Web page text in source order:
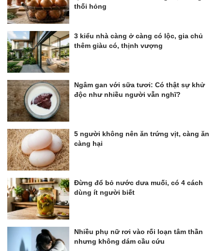
thối hỏng
3 kiểu nhà càng ở càng có lộc, gia chủ
thêm giàu có, thịnh vượng
Ngâm gan với sữa tươi: Có thật sự khử
độc như nhiều người vẫn nghĩ?
5 người không nên ăn trứng vịt, càng ăn
càng hại
Đừng đổ bỏ nước dưa muối, có 4 cách
dùng ít người biết
Nhiều phụ nữ rơi vào rối loạn tâm thần
nhưng không dám cầu cứu